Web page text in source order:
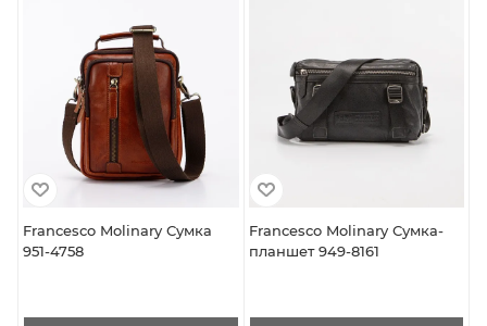
Francesco Molinary Сумка
951-4758
Francesco Molinary Сумка-
планшет 949-8161